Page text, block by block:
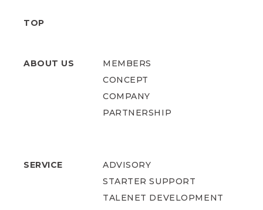
TOP
ABOUT US
MEMBERS
CONCEPT
COMPANY
PARTNERSHIP
SERVICE
ADVISORY
STARTER SUPPORT
TALENET DEVELOPMENT